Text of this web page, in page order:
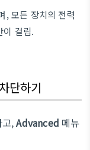
, 모든 장치의 전력
이 걸림.
단하기
고,Advanced 메뉴